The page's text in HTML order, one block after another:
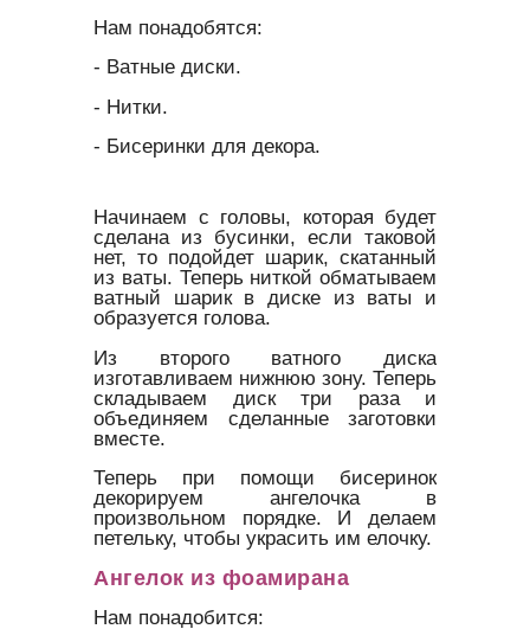
Нам понадобятся:
- Ватные диски.
- Нитки.
- Бисеринки для декора.
Начинаем с головы, которая будет
сделана из бусинки, если таковой
нет, то подойдет шарик, скатанный
из ваты. Теперь ниткой обматываем
ватный шарик в диске из ваты и
образуется голова.
Из второго ватного диска
изготавливаем нижнюю зону. Теперь
складываем диск три раза и
объединяем сделанные заготовки
вместе.
Теперь при помощи бисеринок
декорируем ангелочка в
произвольном порядке. И делаем
петельку, чтобы украсить им елочку.
Ангелок из фоамирана
Нам понадобится: